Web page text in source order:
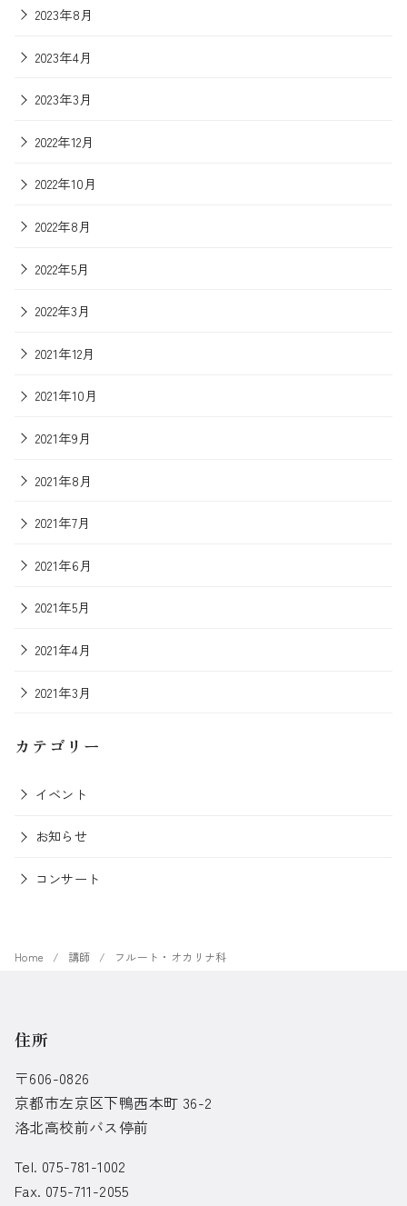
2023年8月
2023年4月
2023年3月
2022年12月
2022年10月
2022年8月
2022年5月
2022年3月
2021年12月
2021年10月
2021年9月
2021年8月
2021年7月
2021年6月
2021年5月
2021年4月
2021年3月
カテゴリー
イベント
お知らせ
コンサート
Home 講師 フルート・オカリナ科
住所
〒606-0826
京都市左京区下鴨西本町 36-2
洛北高校前バス停前
Tel. 075-781-1002
Fax. 075-711-2055